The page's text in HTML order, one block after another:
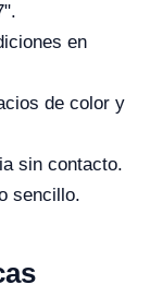
en
de color y
sin contacto.
sencillo.